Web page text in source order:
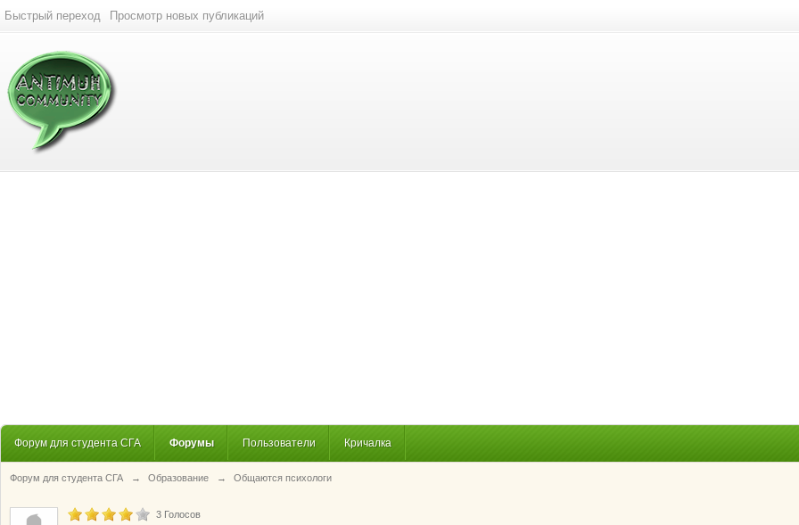
Быстрый переход Просмотр новых публикаций
Форум для студента СГА Форумы Пользователи Кричалка
Форум для студента СГА → Образование → Общаются психологи
3 Голосов